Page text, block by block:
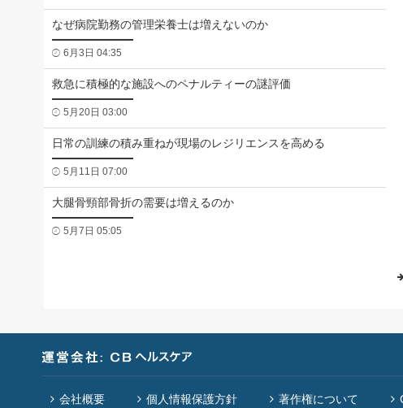
なぜ病院勤務の管理栄養士は増えないのか
6月3日 04:35
救急に積極的な施設へのペナルティーの謎評価
5月20日 03:00
日常の訓練の積み重ねが現場のレジリエンスを高める
5月11日 07:00
大腿骨頸部骨折の需要は増えるのか
5月7日 05:05
会社概要 個人情報保護方針 著作権について